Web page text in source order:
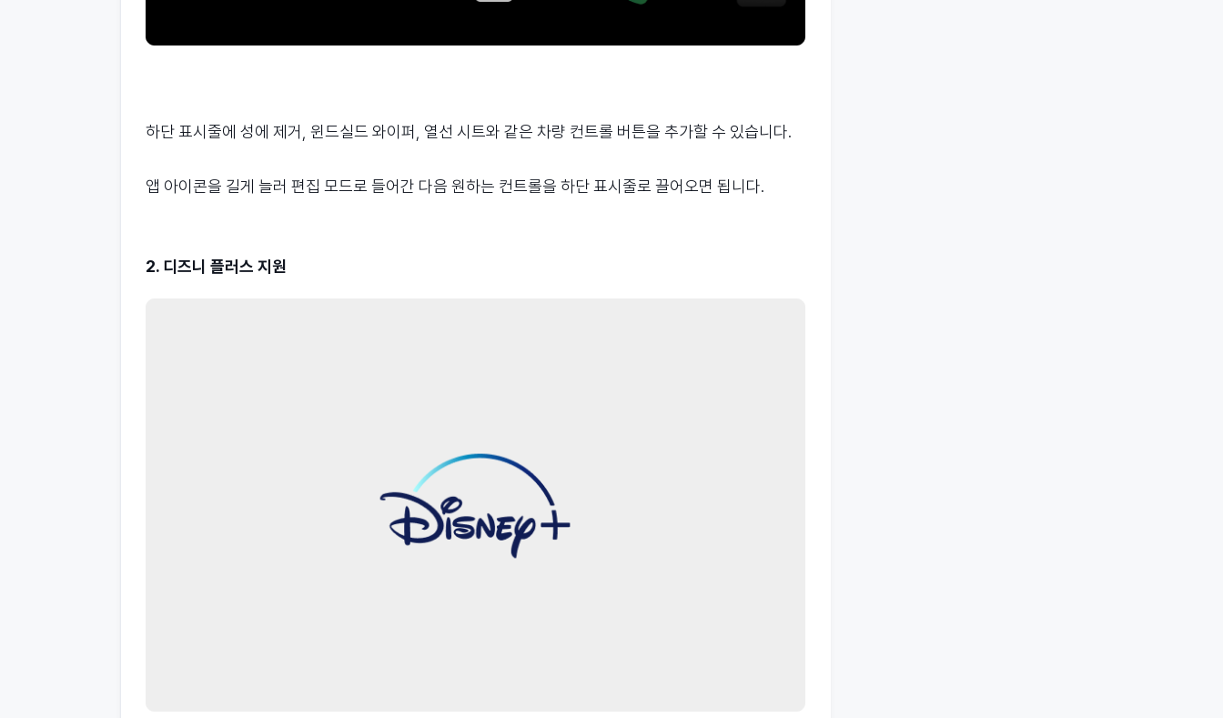
하단 표시줄에 성에 제거, 윈드실드 와이퍼, 열선 시트와 같은 차량 컨트롤 버튼을 추가할 수 있습니다.
앱 아이콘을 길게 늘러 편집 모드로 들어간 다음 원하는 컨트롤을 하단 표시줄로 끌어오면 됩니다.
2. 디즈니 플러스 지원